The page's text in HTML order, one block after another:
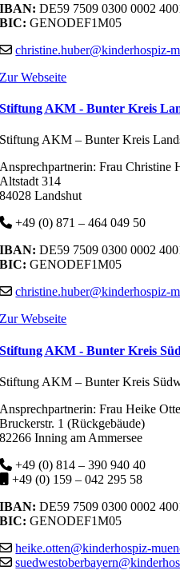
IBAN:DE59 7509 0300 0002
BIC:GENODEF1M05
christine.huber@kinderhospiz-
Zur Webseite
Stiftung AKM - Bunter Kreis
Stiftung AKM – Bunter Kreis
Ansprechpartnerin: Frau Christine
Altstadt 314
84028 Landshut
+49 (0) 871 – 464 049 50
IBAN:DE59 7509 0300 0002
BIC:GENODEF1M05
christine.huber@kinderhospiz-
Zur Webseite
Stiftung AKM - Bunter Kreis
Stiftung AKM – Bunter Kreis
Ansprechpartnerin: Frau Heike
Bruckerstr. 1 (Rückgebäude)
82266 Inning am Ammersee
+49 (0) 814 – 390 940 40
+49 (0) 159 – 042 295 58
IBAN:DE59 7509 0300 0002
BIC:GENODEF1M05
heike.otten@kinderhospiz-